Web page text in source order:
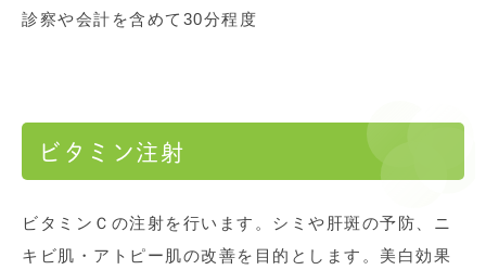
診察や会計を含めて30分程度
ビタミン注射
ビタミンＣの注射を行います。シミや肝斑の予防、ニ
キビ肌・アトピー肌の改善を目的とします。美白効果